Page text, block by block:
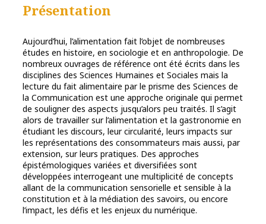
Présentation
Aujourd’hui, l’alimentation fait l’objet de nombreuses
études en histoire, en sociologie et en anthropologie. De
nombreux ouvrages de référence ont été écrits dans les
disciplines des Sciences Humaines et Sociales mais la
lecture du fait alimentaire par le prisme des Sciences de
la Communication est une approche originale qui permet
de souligner des aspects jusqu’alors peu traités. Il s’agit
alors de travailler sur l’alimentation et la gastronomie en
étudiant les discours, leur circularité, leurs impacts sur
les représentations des consommateurs mais aussi, par
extension, sur leurs pratiques. Des approches
épistémologiques variées et diversifiées sont
développées interrogeant une multiplicité de concepts
allant de la communication sensorielle et sensible à la
constitution et à la médiation des savoirs, ou encore
l’impact, les défis et les enjeux du numérique.